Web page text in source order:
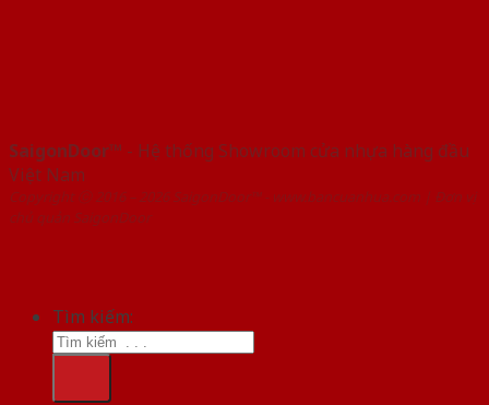
SaigonDoor™ - Hệ thống Showroom cửa nhựa hàng đầu
Việt Nam
Copyright ⓒ 2016 – 2026 SaigonDoor™ - www.bancuanhua.com | Đơn vị
chủ quản SaigonDoor
Tìm kiếm: